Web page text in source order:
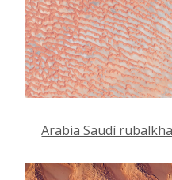
Arabia Saudí